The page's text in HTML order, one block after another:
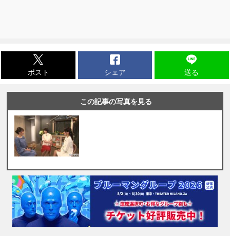
ポスト シェア 送る
この記事の写真を見る